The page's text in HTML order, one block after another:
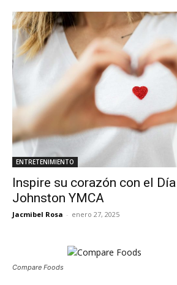
ENTRETENIMIENTO
Inspire su corazón con el
Johnston YMCA
Jacmibel Rosa - enero 27, 2025
Compare Foods